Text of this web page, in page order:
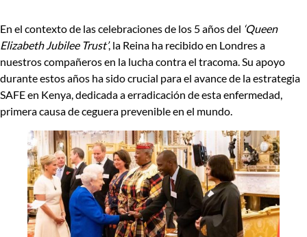
En el contexto de las celebraciones de los 5 años del ‘Queen
Elizabeth Jubilee Trust’, la Reina ha recibido en Londres a
nuestros compañeros en la lucha contra el tracoma. Su apoyo
durante estos años ha sido crucial para el avance de la estrategia
SAFE en Kenya, dedicada a erradicación de esta enfermedad,
primera causa de ceguera prevenible en el mundo.